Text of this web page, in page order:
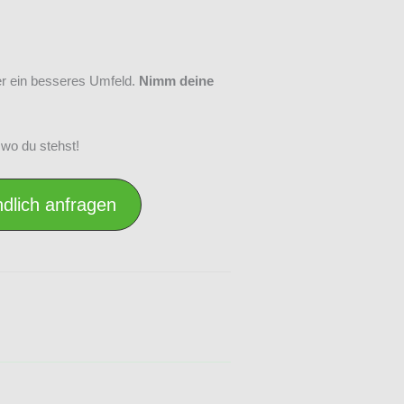
ein besseres Umfeld. Nimm deine
du stehst!
anfragen